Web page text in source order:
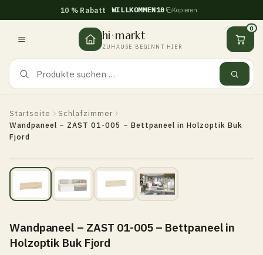
springen
10 % Rabatt WILLKOMMEN10 Kopieren
hi·markt
ZUHAUSE BEGINNT HIER
0
Startseite
Schlafzimmer
Wandpaneel – ZAST 01-005 – Bettpaneel in Holzoptik Buk
Fjord
Wandpaneel – ZAST 01-005 – Bettpaneel in
Holzoptik Buk Fjord